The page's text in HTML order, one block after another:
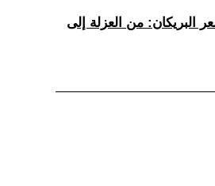
البريكان: من العزلة إلى